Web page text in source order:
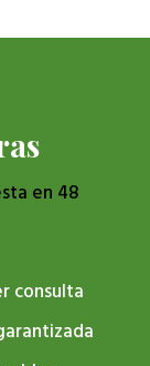
en 48
consulta